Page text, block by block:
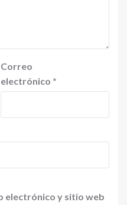
Correo
electrónico *
electrónico y sitio web